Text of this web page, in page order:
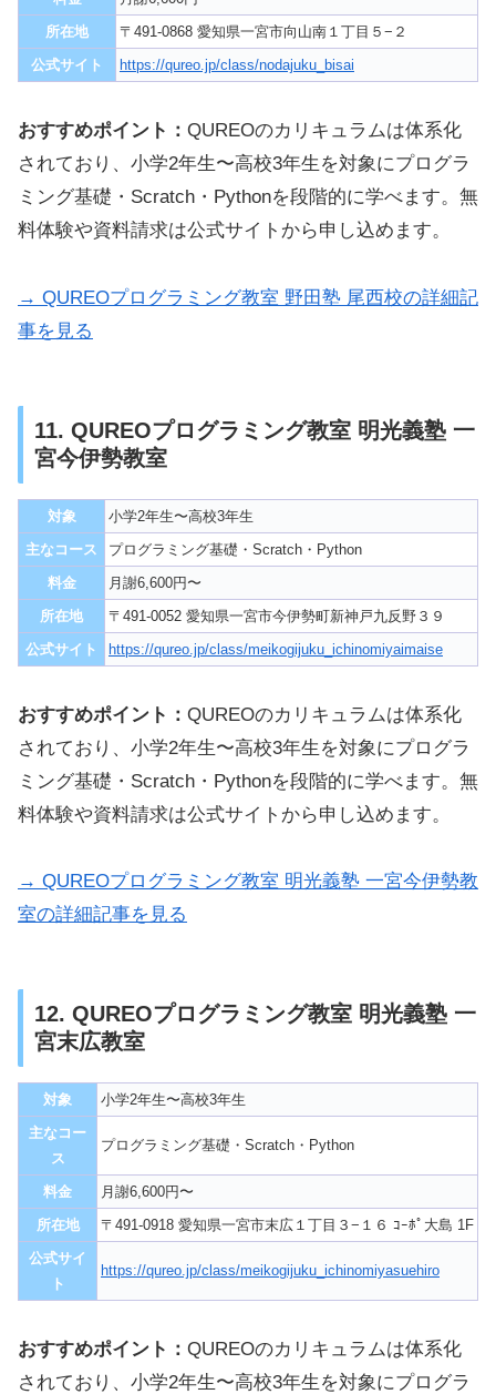
所在地
〒491-0868 愛知県一宮市向山南１丁目５−２
公式サイト
https://qureo.jp/class/nodajuku_bisai
おすすめポイント： QUREOのカリキュラムは体系化
されており、小学2年生〜高校3年生を対象にプログラ
ミング基礎・Scratch・Pythonを段階的に学べます。無
料体験や資料請求は公式サイトから申し込めます。
→ QUREOプログラミング教室 野田塾 尾西校の詳細記
事を見る
11. QUREOプログラミング教室 明光義塾 一
宮今伊勢教室
対象
小学2年生〜高校3年生
主なコース
プログラミング基礎・Scratch・Python
料金
月謝6,600円〜
所在地
〒491-0052 愛知県一宮市今伊勢町新神戸九反野３９
公式サイト
https://qureo.jp/class/meikogijuku_ichinomiyaimaise
おすすめポイント： QUREOのカリキュラムは体系化
されており、小学2年生〜高校3年生を対象にプログラ
ミング基礎・Scratch・Pythonを段階的に学べます。無
料体験や資料請求は公式サイトから申し込めます。
→ QUREOプログラミング教室 明光義塾 一宮今伊勢教
室の詳細記事を見る
12. QUREOプログラミング教室 明光義塾 一
宮末広教室
対象
小学2年生〜高校3年生
主なコー
ス
プログラミング基礎・Scratch・Python
料金
月謝6,600円〜
所在地
〒491-0918 愛知県一宮市末広１丁目３−１６ ｺｰﾎﾟ大島 1F
公式サイ
ト
https://qureo.jp/class/meikogijuku_ichinomiyasuehiro
おすすめポイント： QUREOのカリキュラムは体系化
されており、小学2年生〜高校3年生を対象にプログラ